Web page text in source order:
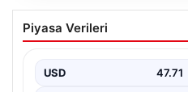
Emekli maaşı
yatacak? SGK, Bağ-
Piyasa Verileri
USD 47.71